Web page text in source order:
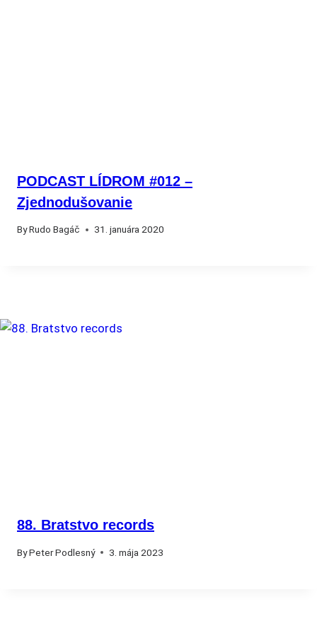
PODCAST LÍDROM #012 –
Zjednodušovanie
ByRudo Bagáč 31. januára 2020
88. Bratstvo records
ByPeter Podlesný 3. mája 2023